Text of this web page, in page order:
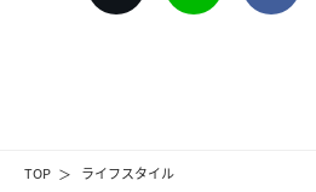
TOP ライフスタイル